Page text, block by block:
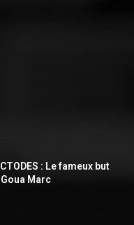
: Le fameux but
Marc